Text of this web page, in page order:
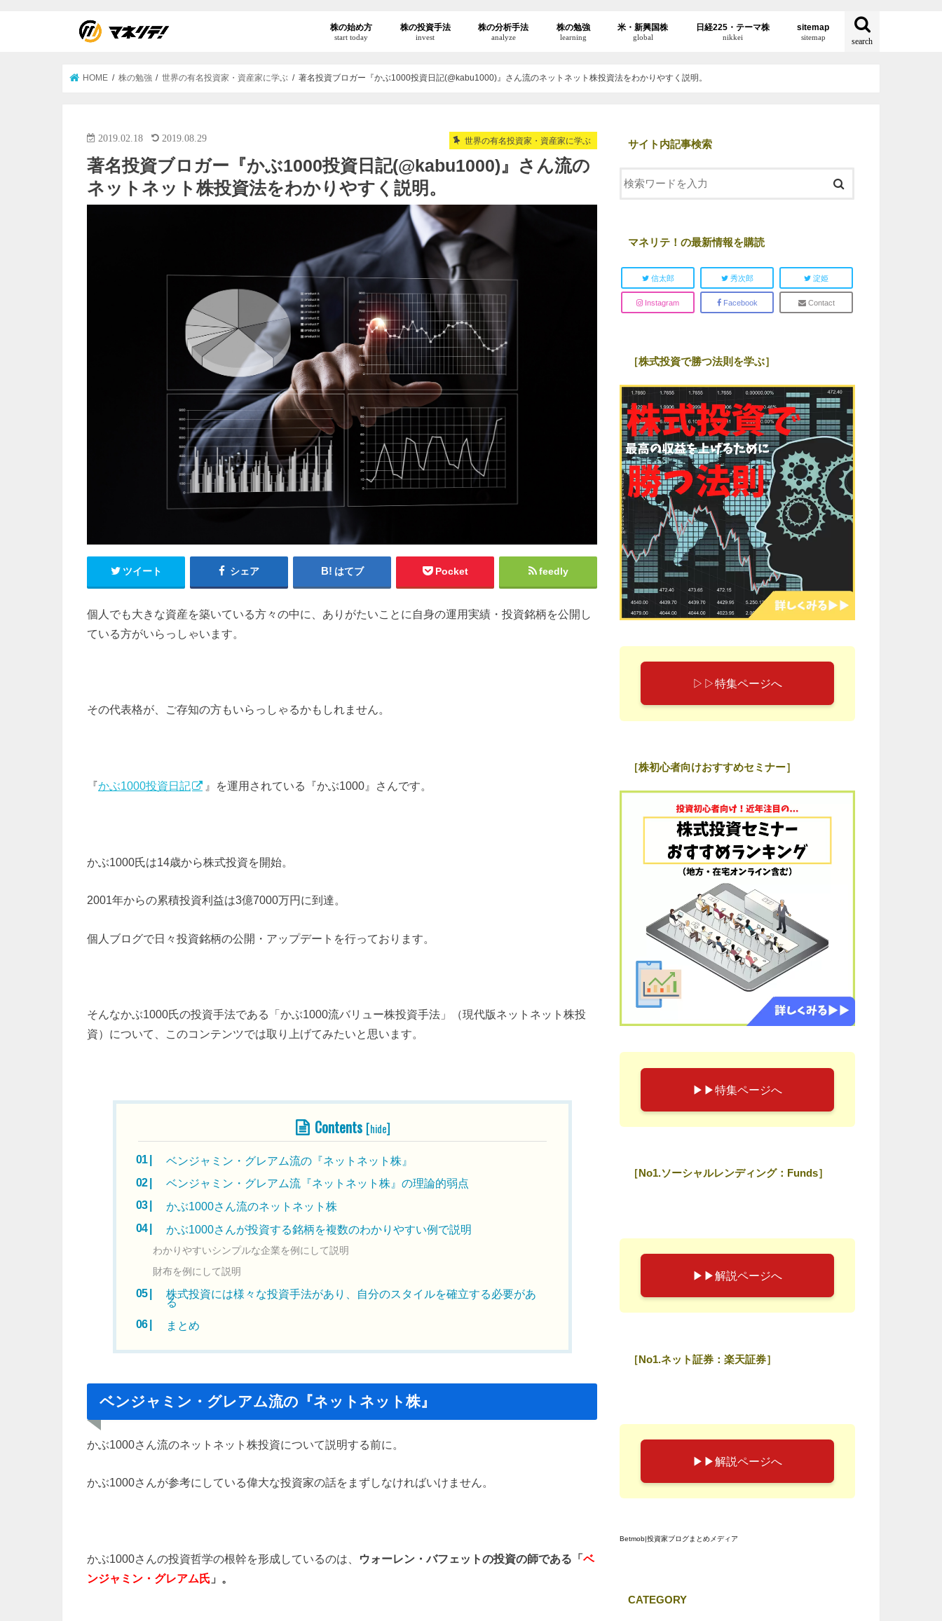
search
株の始め方
start today
株の投資手法
invest
株の分析手法
analyze
株の勉強
learning
米・新興国株
global
日経225・テーマ株
nikkei
sitemap
sitemap
HOME 株の勉強 世界の有名投資家・資産家に学ぶ 著名投資ブロガー『かぶ1000投資日記(@kabu1000)』さん流のネットネット株投資法をわかりやすく説明。
世界の有名投資家・資産家に学ぶ
2019.02.18 2019.08.29
著名投資ブロガー『かぶ1000投資日記(@kabu1000)』さん流の
ネットネット株投資法をわかりやすく説明。
ツイート シェア はてブ Pocket feedly
個人でも大きな資産を築いている方々の中に、ありがたいことに自身の運用実績・投資銘柄を公開し
ている方がいらっしゃいます。
その代表格が、ご存知の方もいらっしゃるかもしれません。
『かぶ1000投資日記 』を運用されている『かぶ1000』さんです。
かぶ1000氏は14歳から株式投資を開始。
2001年からの累積投資利益は3億7000万円に到達。
個人ブログで日々投資銘柄の公開・アップデートを行っております。
そんなかぶ1000氏の投資手法である「かぶ1000流バリュー株投資手法」（現代版ネットネット株投
資）について、このコンテンツでは取り上げてみたいと思います。
Contents [hide]
ベンジャミン・グレアム流の『ネットネット株』
ベンジャミン・グレアム流『ネットネット株』の理論的弱点
かぶ1000さん流のネットネット株
かぶ1000さんが投資する銘柄を複数のわかりやすい例で説明
わかりやすいシンプルな企業を例にして説明
財布を例にして説明
株式投資には様々な投資手法があり、自分のスタイルを確立する必要があ
る
まとめ
ベンジャミン・グレアム流の『ネットネット株』
かぶ1000さん流のネットネット株投資について説明する前に。
かぶ1000さんが参考にしている偉大な投資家の話をまずしなければいけません。
かぶ1000さんの投資哲学の根幹を形成しているのは、 ウォーレン・バフェットの投資の師である「ベ
ンジャミン・グレアム氏 」。
サイト内記事検索
マネリテ！の最新情報を購読
信太郎 秀次郎 淀姫
Instagram Facebook Contact
［株式投資で勝つ法則を学ぶ］
▷▷特集ページへ
［株初心者向けおすすめセミナー］
▶︎▶︎特集ページへ
［No1.ソーシャルレンディング：Funds］
▶︎▶︎解説ページへ
［No1.ネット証券：楽天証券］
▶︎▶︎解説ページへ
Betmob|投資家ブログまとめメディア
CATEGORY